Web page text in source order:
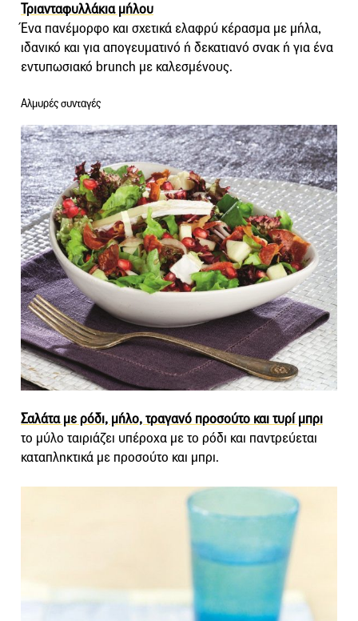
Τριανταφυλλάκια μήλου
Ένα πανέμορφο και σχετικά ελαφρύ κέρασμα με μήλα,
ιδανικό και για απογευματινό ή δεκατιανό σνακ ή για ένα
εντυπωσιακό brunch με καλεσμένους.
Aλμυρές συνταγές
Σαλάτα με ρόδι, μήλο, τραγανό προσούτο και τυρί μπρι
το μύλο ταιριάζει υπέροχα με το ρόδι και παντρεύεται
καταπληκτικά με προσούτο και μπρι.